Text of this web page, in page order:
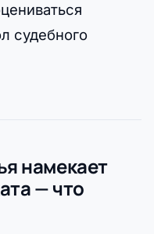
судебного
намекает
— что